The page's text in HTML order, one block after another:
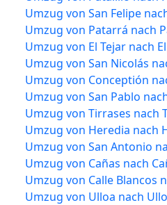
Umzug von San Felipe
Umzug von Patarrá nach
Umzug von El Tejar nach
Umzug von San Nicolás
Umzug von Conceptión
Umzug von San Pablo
Umzug von Tirrases nach
Umzug von Heredia nach
Umzug von San Antonio
Umzug von Cañas nach
Umzug von Calle Blancos
Umzug von Ulloa nach